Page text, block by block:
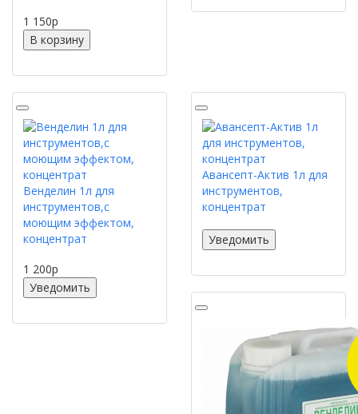
1 150p
В корзину
Венделин 1л для
инструментов,с
моющим эффектом,
концентрат
1 200p
Уведомить
Авансепт-Актив 1л для
инструментов,
концентрат
Уведомить